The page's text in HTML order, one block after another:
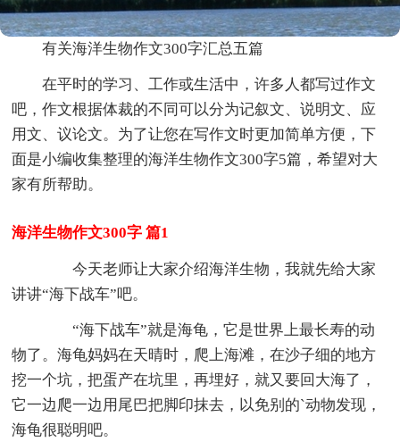
有关海洋生物作文300字汇总五篇
在平时的学习、工作或生活中，许多人都写过作文
吧，作文根据体裁的不同可以分为记叙文、说明文、应
用文、议论文。为了让您在写作文时更加简单方便，下
面是小编收集整理的海洋生物作文300字5篇，希望对大
家有所帮助。
海洋生物作文300字 篇1
今天老师让大家介绍海洋生物，我就先给大家
讲讲“海下战车”吧。
“海下战车”就是海龟，它是世界上最长寿的动
物了。海龟妈妈在天晴时，爬上海滩，在沙子细的地方
挖一个坑，把蛋产在坑里，再埋好，就又要回大海了，
它一边爬一边用尾巴把脚印抹去，以免别的`动物发现，
海龟很聪明吧。